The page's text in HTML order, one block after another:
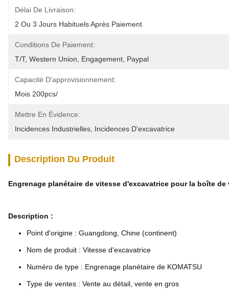
Délai De Livraison:
2 Ou 3 Jours Habituels Après Paiement
Conditions De Paiement:
T/T, Western Union, Engagement, Paypal
Capacité D'approvisionnement:
Mois 200pcs/
Mettre En Évidence:
Incidences Industrielles Incidences D'excavatrice
Description Du Produit
Engrenage planétaire de vitesse d'excavatrice pour la boîte de
Description :
Point d'origine : Guangdong, Chine (continent)
Nom de produit : Vitesse d'excavatrice
Numéro de type : Engrenage planétaire de KOMATSU
Type de ventes : Vente au détail, vente en gros